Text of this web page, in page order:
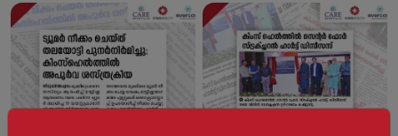
after a complex liver
transplant at
KIMSHEALTH.
കാരണങ്ങളും പ്രതിരോധ
മാര്‍ഗ്ഗങ്ങളും” എന്ന
ലേഖനം വനിത
മാസികയുടെ മാര്‍ച്ച്
ലക്കത്തില്‍
പ്രസിദ്ധീകരിച്ചു.